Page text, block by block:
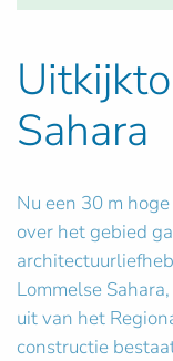
Sahara
Nu een 30 m
over het gebied
Lommelse
uit van het
constructie